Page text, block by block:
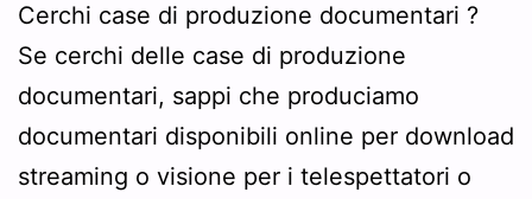
Cerchi case di produzione documentari ?
Se cerchi delle case di produzione
documentari, sappi che produciamo
documentari disponibili online per download
streaming o visione per i telespettatori o